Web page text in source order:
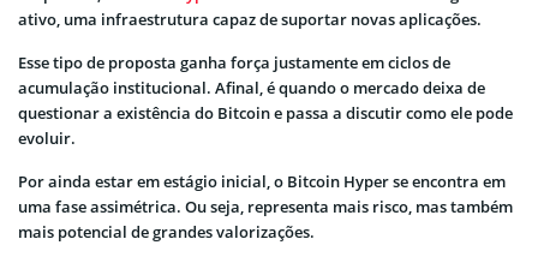
ativo, uma infraestrutura capaz de suportar novas aplicações.
Esse tipo de proposta ganha força justamente em ciclos de
acumulação institucional. Afinal, é quando o mercado deixa de
questionar a existência do Bitcoin e passa a discutir como ele pode
evoluir.
Por ainda estar em estágio inicial, o Bitcoin Hyper se encontra em
uma fase assimétrica. Ou seja, representa mais risco, mas também
mais potencial de grandes valorizações.